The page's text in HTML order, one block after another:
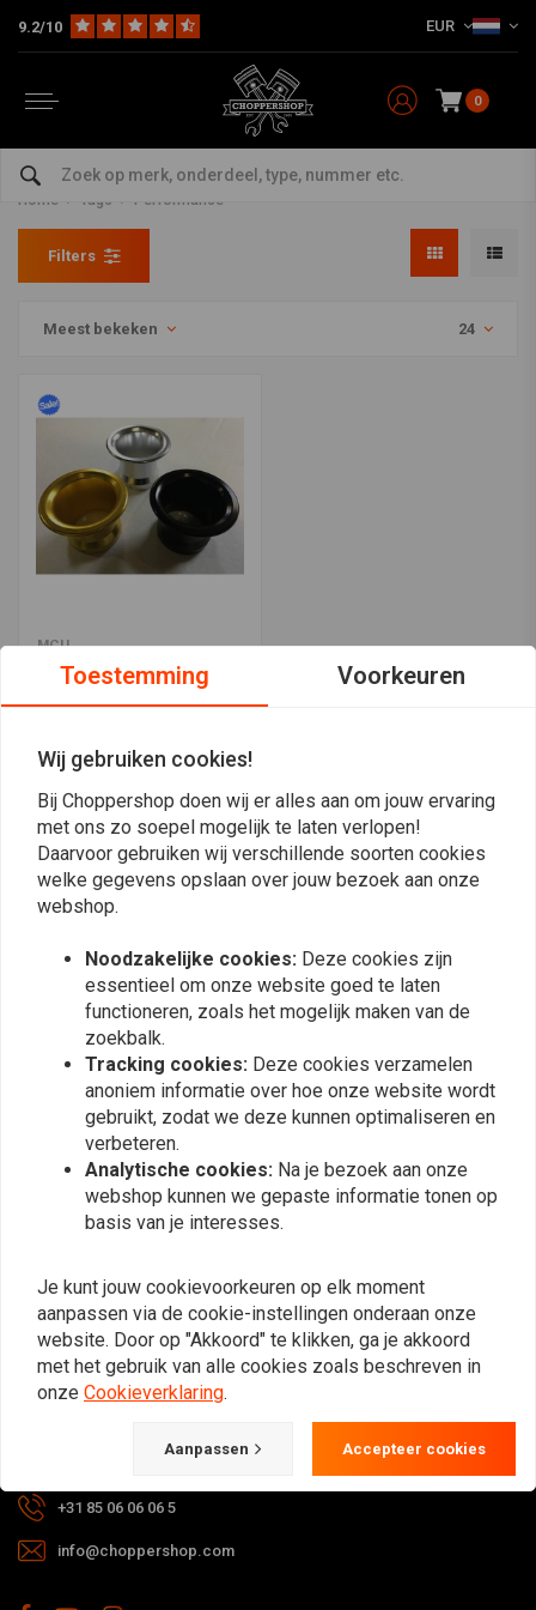
9.2/10 EUR
0
Producten getagd met
Performance
Home Tags Performance
Filters
Meest bekeken 24
MCU
50MM Kelken Aluminium
(Selecteer Kleur)
€12,47 €24,94
Meest bekeken
Op de hoogte blijven?
Abonneer
levertijden, retouren & reparaties of
algemene informatie kun je altijd op
één van de onderstaande manieren
Gotenburgweg 46a, 9723 TM Groningen (The Netherlands)
+31 85 06 06 06 5
info@choppershop.com
Toestemming Voorkeuren
Wij gebruiken cookies!
Bij Choppershop doen wij er alles aan om jouw ervaring
met ons zo soepel mogelijk te laten verlopen!
Daarvoor gebruiken wij verschillende soorten cookies
welke gegevens opslaan over jouw bezoek aan onze
webshop.
Noodzakelijke cookies: Deze cookies zijn
essentieel om onze website goed te laten
functioneren, zoals het mogelijk maken van de
zoekbalk.
Tracking cookies: Deze cookies verzamelen
anoniem informatie over hoe onze website wordt
gebruikt, zodat we deze kunnen optimaliseren en
verbeteren.
Analytische cookies: Na je bezoek aan onze
webshop kunnen we gepaste informatie tonen op
basis van je interesses.
Je kunt jouw cookievoorkeuren op elk moment
aanpassen via de cookie-instellingen onderaan onze
website. Door op "Akkoord" te klikken, ga je akkoord
met het gebruik van alle cookies zoals beschreven in
onze Cookieverklaring.
Aanpassen Accepteer cookies